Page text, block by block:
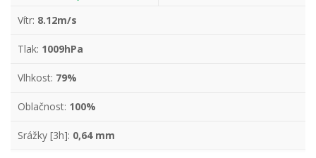
Vítr: 8.12m/s
Tlak: 1009hPa
Vlhkost: 79%
Oblačnost: 100%
Srážky [3h]: 0,64 mm